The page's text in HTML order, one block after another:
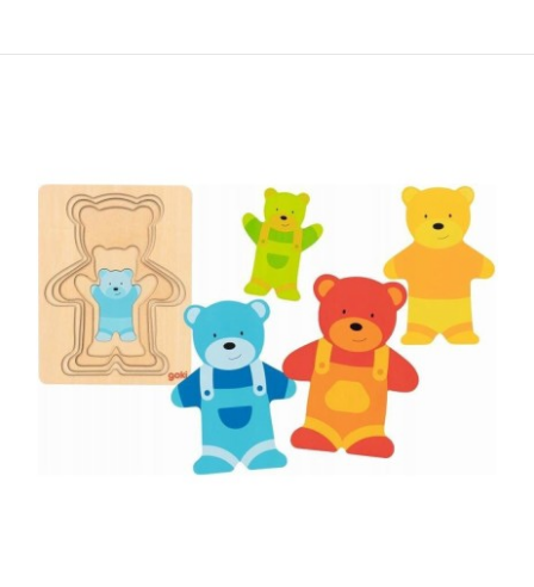
За деца над 2 години..